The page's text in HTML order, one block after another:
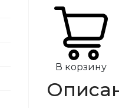
В корзину